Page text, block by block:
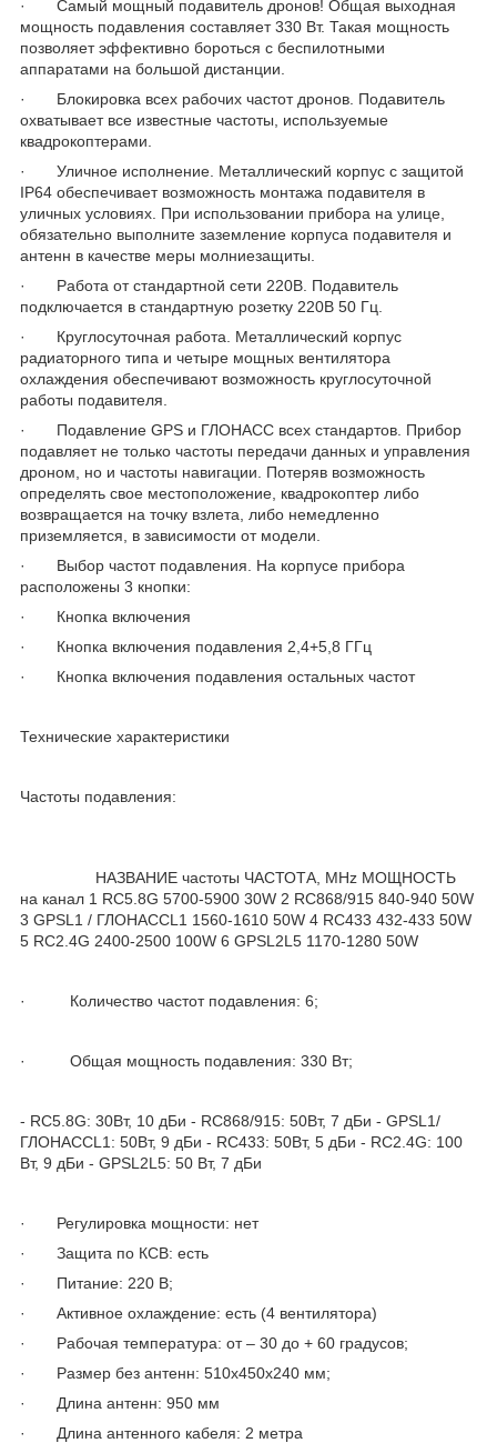
· Самый мощный подавитель дронов! Общая выходная
мощность подавления составляет 330 Вт. Такая мощность
позволяет эффективно бороться с беспилотными
аппаратами на большой дистанции.
· Блокировка всех рабочих частот дронов. Подавитель
охватывает все известные частоты, используемые
квадрокоптерами.
· Уличное исполнение. Металлический корпус с защитой
IP64 обеспечивает возможность монтажа подавителя в
уличных условиях. При использовании прибора на улице,
обязательно выполните заземление корпуса подавителя и
антенн в качестве меры молниезащиты.
· Работа от стандартной сети 220В. Подавитель
подключается в стандартную розетку 220В 50 Гц.
· Круглосуточная работа. Металлический корпус
радиаторного типа и четыре мощных вентилятора
охлаждения обеспечивают возможность круглосуточной
работы подавителя.
· Подавление GPS и ГЛОНАСС всех стандартов. Прибор
подавляет не только частоты передачи данных и управления
дроном, но и частоты навигации. Потеряв возможность
определять свое местоположение, квадрокоптер либо
возвращается на точку взлета, либо немедленно
приземляется, в зависимости от модели.
· Выбор частот подавления. На корпусе прибора
расположены 3 кнопки:
· Кнопка включения
· Кнопка включения подавления 2,4+5,8 ГГц
· Кнопка включения подавления остальных частот
Технические характеристики
Частоты подавления:
НАЗВАНИЕ частоты ЧАСТОТА, MHz МОЩНОСТЬ
на канал 1 RC5.8G 5700-5900 30W 2 RC868/915 840-940 50W
3 GPSL1 / ГЛОНАССL1 1560-1610 50W 4 RC433 432-433 50W
5 RC2.4G 2400-2500 100W 6 GPSL2L5 1170-1280 50W
· Количество частот подавления: 6;
· Общая мощность подавления: 330 Вт;
- RC5.8G: 30Вт, 10 дБи - RC868/915: 50Вт, 7 дБи - GPSL1/
ГЛОНАССL1: 50Вт, 9 дБи - RC433: 50Вт, 5 дБи - RC2.4G: 100
Вт, 9 дБи - GPSL2L5: 50 Вт, 7 дБи
· Регулировка мощности: нет
· Защита по КСВ: есть
· Питание: 220 В;
· Активное охлаждение: есть (4 вентилятора)
· Рабочая температура: от – 30 до + 60 градусов;
· Размер без антенн: 510x450x240 мм;
· Длина антенн: 950 мм
· Длина антенного кабеля: 2 метра